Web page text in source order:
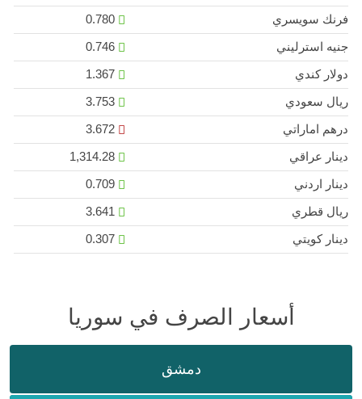
فرنك سويسري
0.780
جنيه استرليني
0.746
دولار كندي
1.367
ريال سعودي
3.753
درهم اماراتي
3.672
دينار عراقي
1,314.28
دينار اردني
0.709
ريال قطري
دينار كويتي
0.307
أسعار الصرف في سوريا
دمشق